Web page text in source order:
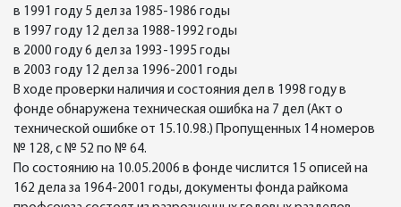
в 1991 году 5 дел за 1985-1986 годы
в 1997 году 12 дел за 1988-1992 годы
в 2000 году 6 дел за 1993-1995 годы
в 2003 году 12 дел за 1996-2001 годы
В ходе проверки наличия и состояния дел в 1998 году в
фонде обнаружена техническая ошибка на 7 дел (Акт о
технической ошибке от 15.10.98.) Пропущенных 14 номеров
№ 128, с № 52 по № 64.
По состоянию на 10.05.2006 в фонде числится 15 описей на
162 дела за 1964-2001 годы, документы фонда райкома